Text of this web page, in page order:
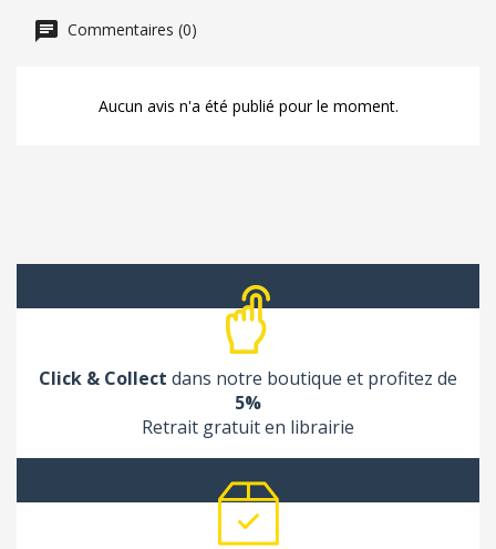
Commentaires (0)
Aucun avis n'a été publié pour le moment.
Click & Collect dans notre boutique et profitez de
5%
Retrait gratuit en librairie